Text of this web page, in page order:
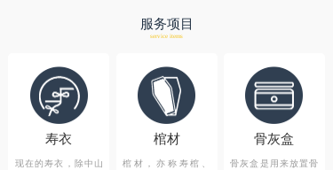
服务项目
service items
寿衣
现在的寿衣，除中山
棺材
棺材，亦称寿棺、
骨灰盒
骨灰盒是用来放置骨